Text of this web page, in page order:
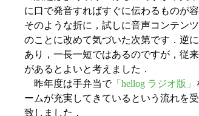
に口で発音すればすぐに伝わるものが
そのような折に，試しに音声コンテン
のことに改めて気づいた次第です．逆
あり，一長一短ではあるのですが，従
があるとよいと考えました．
昨年度は手弁当で「hellog ラジオ版」
ームが充実してきているという流れを
致しました．